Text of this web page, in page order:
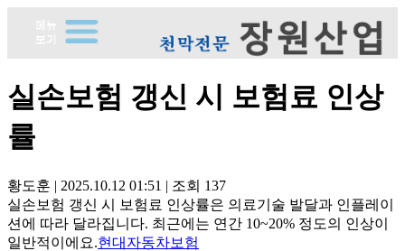
실손보험 갱신 시 보험료 인상
률
황도훈 | 2025.10.12 01:51 | 조회 137
실손보험 갱신 시 보험료 인상률은 의료기술 발달과 인플레이
션에 따라 달라집니다. 최근에는 연간 10~20% 정도의 인상이
일반적이에요.현대자동차보험